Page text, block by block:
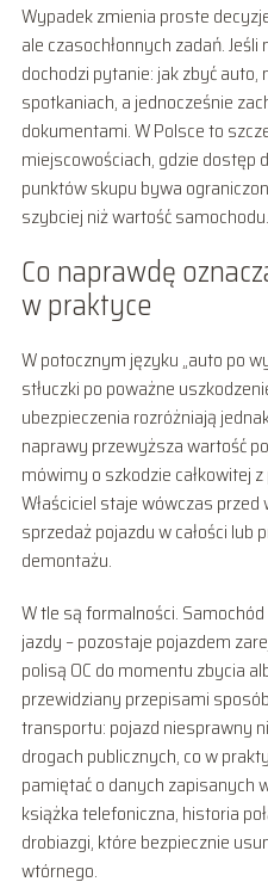
Wypadek zmienia proste
ale czasochłonnych zadań.
dochodzi pytanie: jak zbyć
spotkaniach, a jednocześnie
dokumentami. W Polsce to
miejscowościach, gdzie dostęp
punktów skupu bywa
szybciej niż wartość samochodu.
Co naprawdę
w praktyce
W potocznym języku „auto po
stłuczki po poważne
ubezpieczenia rozróżniają
naprawy przewyższa wartość
mówimy o szkodzie całkowitej
Właściciel staje wówczas
sprzedaż pojazdu w całości lub
demontażu.
W tle są formalności.
jazdy – pozostaje pojazdem
polisą OC do momentu zbycia
przewidziany przepisami
transportu: pojazd niesprawny
drogach publicznych, co w
pamiętać o danych
książka telefoniczna, historia
drobiazgi, które bezpiecznie
wtórnego.